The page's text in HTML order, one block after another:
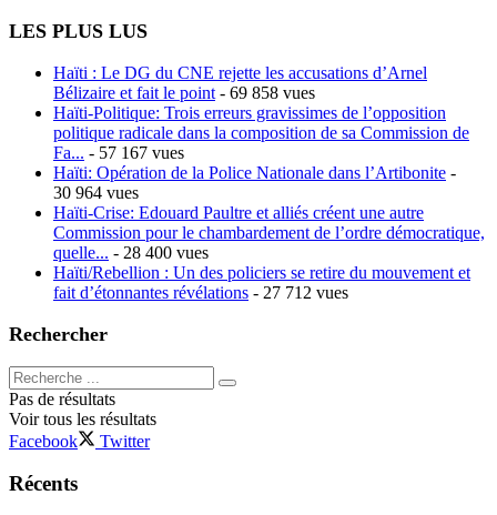
LES PLUS LUS
Haïti : Le DG du CNE rejette les accusations d’Arnel
Bélizaire et fait le point - 69 858 vues
Haïti-Politique: Trois erreurs gravissimes de l’opposition
politique radicale dans la composition de sa Commission de
Fa... - 57 167 vues
Haïti: Opération de la Police Nationale dans l’Artibonite -
30 964 vues
Haïti-Crise: Edouard Paultre et alliés créent une autre
Commission pour le chambardement de l’ordre démocratique,
quelle... - 28 400 vues
Haïti/Rebellion : Un des policiers se retire du mouvement et
fait d’étonnantes révélations - 27 712 vues
Rechercher
Pas de résultats
Voir tous les résultats
Facebook
Twitter
Récents